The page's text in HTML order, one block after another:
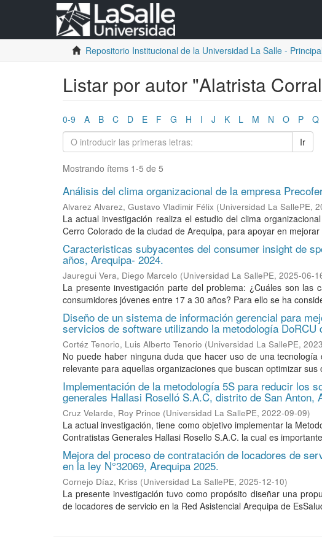
Repositorio Institucional de la Universidad La Salle - Principal
Listar por autor "Alatrista
0-9 A B C D E F G H I J K L M N O P Q
Ir
Mostrando ítems 1-5 de 5
Análisis del clima organizacional de la empresa
Alvarez Alvarez, Gustavo Vladimir Félix (Universidad La SallePE,
La actual investigación realiza el estudio del clima
Cerro Colorado de la ciudad de Arequipa, para apoyar en
Caracteristicas subyacentes del consumer insight de
años, Arequipa- 2024.
Jauregui Vera, Diego Marcelo (Universidad La SallePE, 2025-06-
La presente investigación parte del problema: ¿Cuáles son
consumidores jóvenes entre 17 a 30 años? Para ello se ha
Diseño de un sistema de información gerencial para
servicios de software utilizando la metodología DoRCU
Cortéz Tenorio, Luis Alberto Tenorio (Universidad La SallePE,
No puede haber ninguna duda que hacer uso de una
relevante para aquellas organizaciones que buscan optimizar
Implementación de la metodología 5S para reducir los
generales Hallasi Roselló S.A.C, distrito de San Anton,
Cruz Velarde, Roy Prince (Universidad La SallePE, 2022-09-09)
La actual investigación, tiene como objetivo implementar la
Contratistas Generales Hallasi Rosello S.A.C. la cual es
Mejora del proceso de contratación de locadores de
en la ley N°32069, Arequipa 2025.
Cornejo Díaz, Kriss (Universidad La SallePE, 2025-12-10)
La presente investigación tuvo como propósito diseñar una
de locadores de servicio en la Red Asistencial Arequipa de